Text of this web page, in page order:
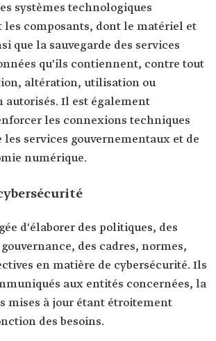
systèmes technologiques
les composants, dont le matériel et
que la sauvegarde des services
qu'ils contiennent, contre tout
altération, utilisation ou
autorisés. Il est également
les connexions techniques
les services gouvernementaux et de
numérique.
d'élaborer des politiques, des
des cadres, normes,
en matière de cybersécurité. Ils
aux entités concernées, la
mises à jour étant étroitement
des besoins.